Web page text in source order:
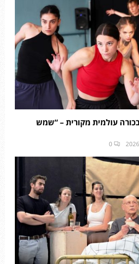
עולמית מקורית – “שמש
0